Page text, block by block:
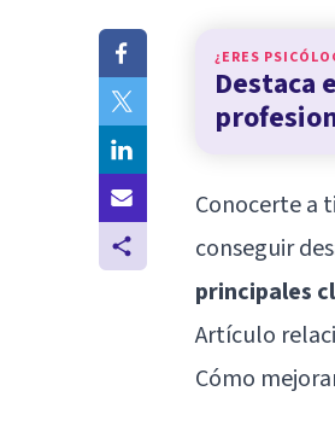
¿ERES
Destaca
Conocerte a
conseguir
principales
Artículo
Cómo